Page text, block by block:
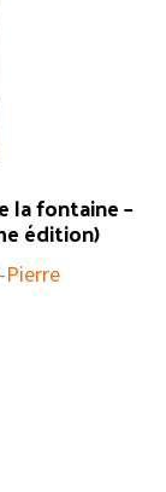
la fontaine –
édition)
Pierre